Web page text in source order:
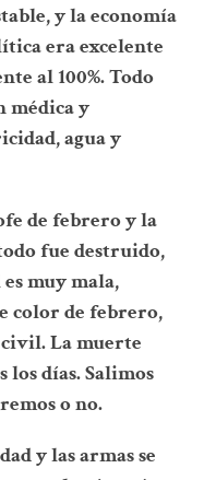
y la economía
era excelente
al 100%.Todo
médica y
agua y
de febrero y la
fue destruido,
muy mala,
color de febrero,
La muerte
los días. Salimos
o no.
y las armas se